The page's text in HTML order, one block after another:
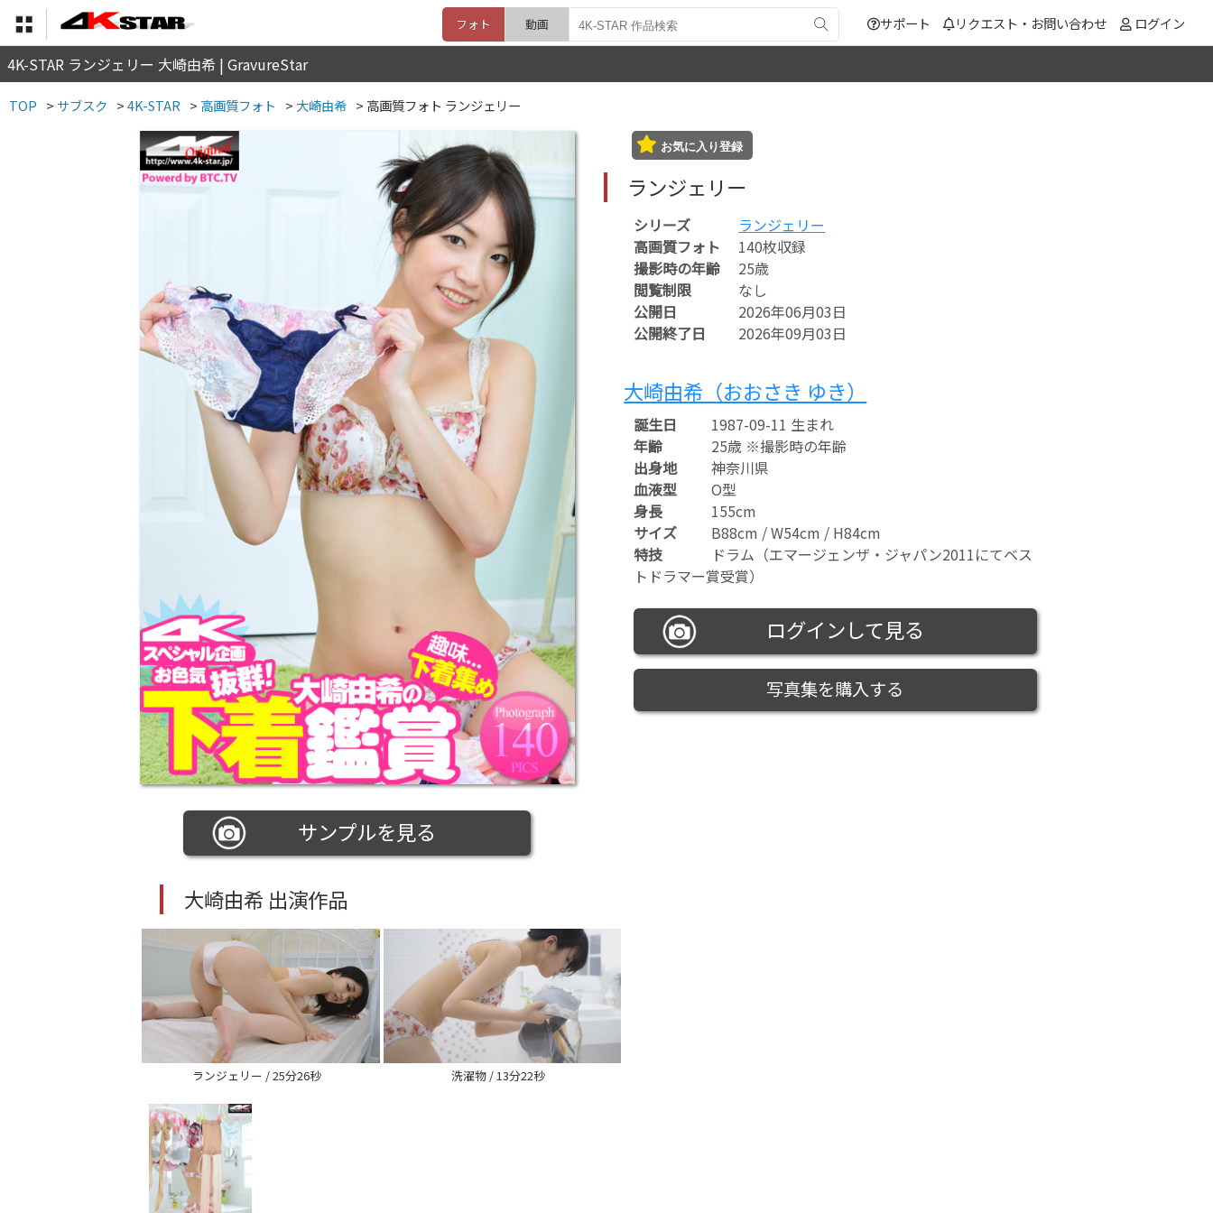
サポート リクエスト・お問い合わせ ログイン
フォト 動画
4K-STAR ランジェリー 大崎由希 | GravureStar
TOP > サブスク >4K-STAR > 高画質フォト > 大崎由希 > 高画質フォト ランジェリー
サンプルを見る
お気に入り登録
ランジェリー
シリーズ
ランジェリー
高画質フォト
140枚収録
撮影時の年齢
25歳
閲覧制限
なし
公開日
2026年06月03日
公開終了日
2026年09月03日
大崎由希（おおさき ゆき）
誕生日
1987-09-11 生まれ
年齢
25歳 ※撮影時の年齢
出身地
神奈川県
血液型
O型
身長
155cm
サイズ
B88cm / W54cm / H84cm
特技
ドラム（エマージェンザ・ジャパン2011にてベス
トドラマー賞受賞）
ログインして見る
写真集を購入する
大崎由希 出演作品
ランジェリー / 25分26秒 洗濯物 / 13分22秒